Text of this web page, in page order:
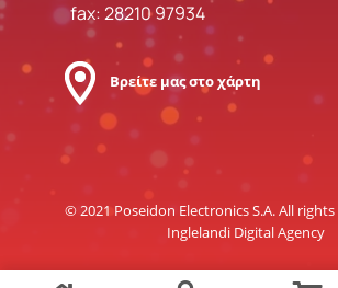
fax: 28210 97934
Βρείτε μας στο χάρτη
© 2021 Poseidon Electronics S.A. All
Inglelandi Digital Agency